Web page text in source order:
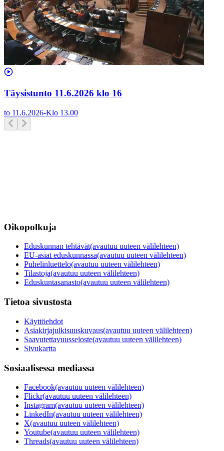
Täysistunto 11.6.2026 klo 16
to 11.6.2026-Klo 13.00
Oikopolkuja
Eduskunnan tehtävät(avautuu uuteen välilehteen)
EU-asiat eduskunnassa(avautuu uuteen välilehteen)
Puhelinluettelo(avautuu uuteen välilehteen)
Tilastoja(avautuu uuteen välilehteen)
Eduskuntasanasto(avautuu uuteen välilehteen)
Tietoa sivustosta
Käyttöehdot
Asiakirjajulkisuuskuvaus(avautuu uuteen välilehteen)
Saavutettavuusseloste(avautuu uuteen välilehteen)
Sivukartta
Sosiaalisessa mediassa
Facebook(avautuu uuteen välilehteen)
Flickr(avautuu uuteen välilehteen)
Instagram(avautuu uuteen välilehteen)
LinkedIn(avautuu uuteen välilehteen)
X(avautuu uuteen välilehteen)
Youtube(avautuu uuteen välilehteen)
Threads(avautuu uuteen välilehteen)